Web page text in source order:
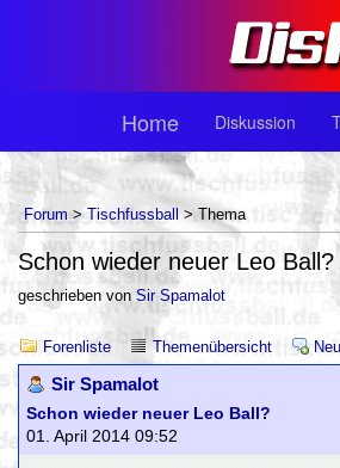
Home Diskussion
Forum > Tischfussball > Thema
Schon wieder neuer Leo Ball?
geschrieben von Sir Spamalot
Forenliste Themenübersicht
Sir Spamalot
Schon wieder neuer Leo Ball?
01. April 2014 09:52